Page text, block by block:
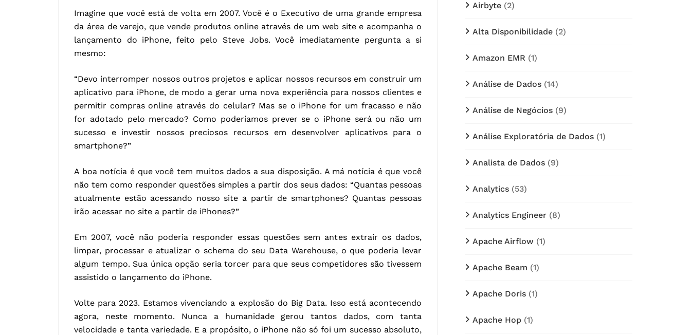
Imagine que você está de volta em 2007. Você é o Executivo de uma grande empresa
da área de varejo, que vende produtos online através de um web site e acompanha o
lançamento do iPhone, feito pelo Steve Jobs. Você imediatamente pergunta a si
mesmo:
“Devo interromper nossos outros projetos e aplicar nossos recursos em construir um
aplicativo para iPhone, de modo a gerar uma nova experiência para nossos clientes e
permitir compras online através do celular? Mas se o iPhone for um fracasso e não
for adotado pelo mercado? Como poderíamos prever se o iPhone será ou não um
sucesso e investir nossos preciosos recursos em desenvolver aplicativos para o
smartphone?”
A boa notícia é que você tem muitos dados a sua disposição. A má notícia é que você
não tem como responder questões simples a partir dos seus dados: “Quantas pessoas
atualmente estão acessando nosso site a partir de smartphones? Quantas pessoas
irão acessar no site a partir de iPhones?”
Em 2007, você não poderia responder essas questões sem antes extrair os dados,
limpar, processar e atualizar o schema do seu Data Warehouse, o que poderia levar
algum tempo. Sua única opção seria torcer para que seus competidores são tivessem
assistido o lançamento do iPhone.
Volte para 2023. Estamos vivenciando a explosão do Big Data. Isso está acontecendo
agora, neste momento. Nunca a humanidade gerou tantos dados, com tanta
velocidade e tanta variedade. E a propósito, o iPhone não só foi um sucesso absoluto,
Airbyte (2)
Alta Disponibilidade (2)
Amazon EMR (1)
Análise de Dados (14)
Análise de Negócios (9)
Análise Exploratória de Dados (1)
Analista de Dados (9)
Analytics (53)
Analytics Engineer (8)
Apache Airflow (1)
Apache Beam (1)
Apache Doris (1)
Apache Hop (1)